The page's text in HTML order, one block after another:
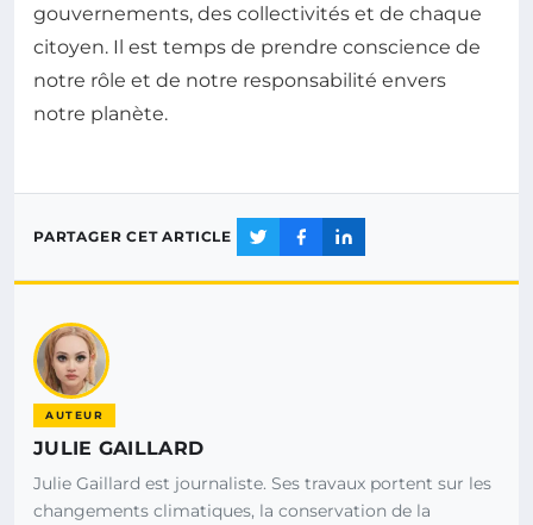
gouvernements, des collectivités et de chaque
citoyen. Il est temps de prendre conscience de
notre rôle et de notre responsabilité envers
notre planète.
PARTAGER CET ARTICLE
AUTEUR
JULIE GAILLARD
Julie Gaillard est journaliste. Ses travaux portent sur les
changements climatiques, la conservation de la